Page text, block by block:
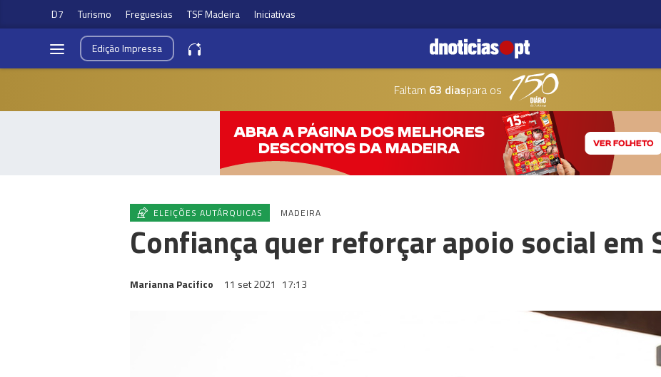
D7 Turismo Freguesias TSF Madeira Iniciativas
EdiçãoImpressa
Faltam 63 diaspara os
ELEIÇÕES AUTÁRQUICAS MADEIRA
Confiança quer reforçar apoio social em
Marianna Pacifico 11 set 2021 17:13